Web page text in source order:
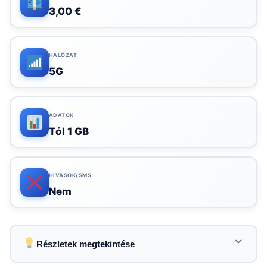
3,00 €
HÁLÓZAT
5G
ADATOK
Tól 1 GB
HÍVÁSOK/SMS
Nem
Részletek megtekintése